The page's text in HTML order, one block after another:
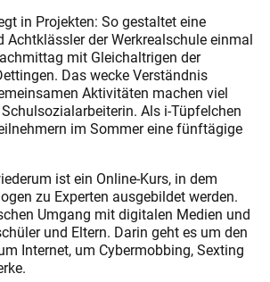
in Projekten: So gestaltet eine
Achtklässler der Werkrealschule einmal
mit Gleichaltrigen der
Das wecke Verständnis
Aktivitäten machen viel
Schulsozialarbeiterin. Als i-Tüpfelchen
im Sommer eine fünftägige
ist ein Online-Kurs, in dem
zu Experten ausgebildet werden.
Umgang mit digitalen Medien und
und Eltern. Darin geht es um den
Internet, um Cybermobbing, Sexting